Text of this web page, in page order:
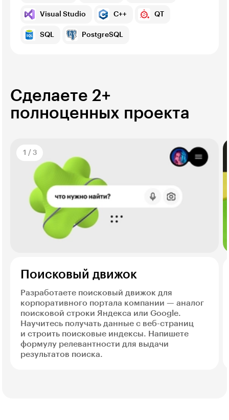
Visual Studio C++ QT
SQL PostgreSQL
Сделаете 2+
полноценных проекта
1 / 3
Поисковый движок
Разработаете поисковый движок для
корпоративного портала компании — аналог
поисковой строки Яндекса или Google.
Научитесь получать данные с веб-страниц
и строить поисковые индексы. Напишете
формулу релевантности для выдачи
результатов поиска.